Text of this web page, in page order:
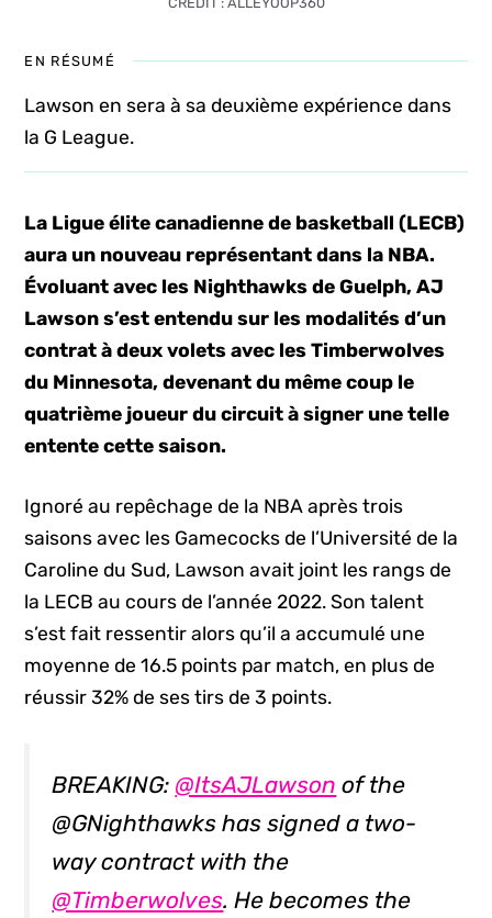
EN RÉSUMÉ
Lawson en sera à sa deuxième expérience dans
la G League.
La Ligue élite canadienne de basketball (LECB)
aura un nouveau représentant dans la NBA.
Évoluant avec les Nighthawks de Guelph, AJ
Lawson s’est entendu sur les modalités d’un
contrat à deux volets avec les Timberwolves
du Minnesota, devenant du même coup le
quatrième joueur du circuit à signer une telle
entente cette saison.
Ignoré au repêchage de la NBA après trois
saisons avec les Gamecocks de l’Université de la
Caroline du Sud, Lawson avait joint les rangs de
la LECB au cours de l’année 2022. Son talent
s’est fait ressentir alors qu’il a accumulé une
moyenne de 16.5 points par match, en plus de
réussir 32% de ses tirs de 3 points.
BREAKING: @ItsAJLawson of the
@GNighthawks has signed a two-
way contract with the
@Timberwolves. He becomes the